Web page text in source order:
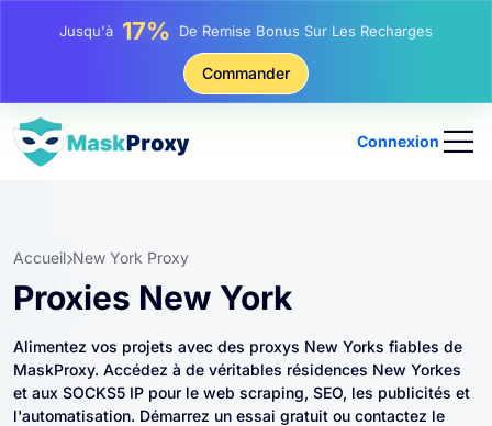
Jusqu'à25%Remise Sur Les Achats Statiques IP
Remise Sur Les Achats Tournants IP
Commander
Connexion
Accueil New York Proxy
Proxies New York
Alimentez vos projets avec des proxys New Yorks fiables de
MaskProxy. Accédez à de véritables résidences New Yorkes
et aux SOCKS5 IP pour le web scraping, SEO, les publicités et
l'automatisation. Démarrez un essai gratuit ou contactez le